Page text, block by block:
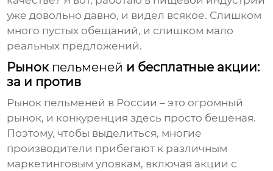
уже довольно давно, и видел всякое. Слишком
много пустых обещаний, и слишком мало
реальных предложений.
Рынок пельменей и бесплатные акции:
за и против
Рынок пельменей в России – это огромный
рынок, и конкуренция здесь просто бешеная.
Поэтому, чтобы выделиться, многие
производители прибегают к различным
маркетинговым уловкам, включая акции с